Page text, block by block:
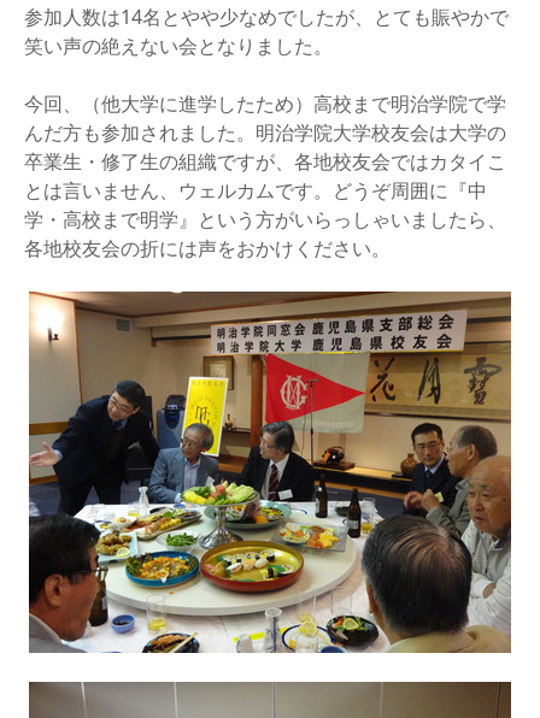
参加人数は14名とやや少なめでしたが、とても賑やかで
笑い声の絶えない会となりました。
今回、（他大学に進学したため）高校まで明治学院で学
んだ方も参加されました。明治学院大学校友会は大学の
卒業生・修了生の組織ですが、各地校友会ではカタイこ
とは言いません、ウェルカムです。どうぞ周囲に『中
学・高校まで明学』という方がいらっしゃいましたら、
各地校友会の折には声をおかけください。